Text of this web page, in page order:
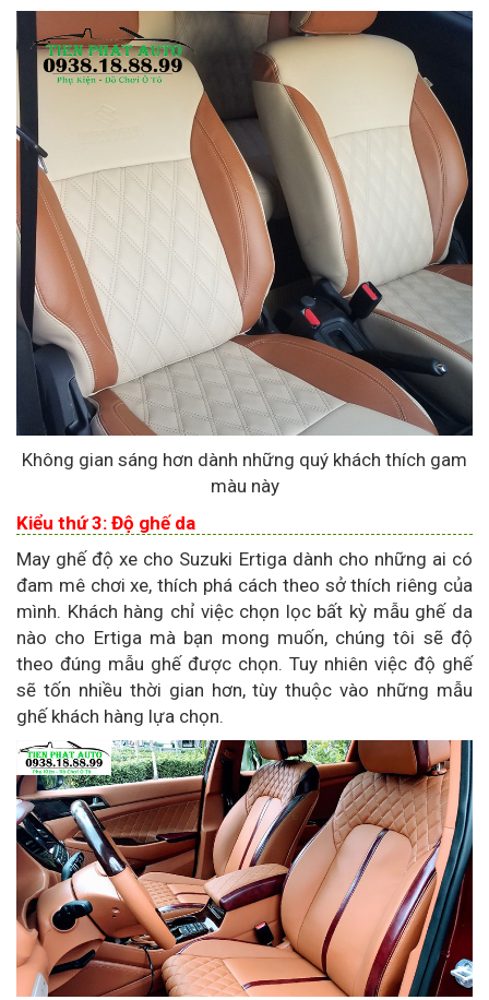
Không gian sáng hơn dành những quý khách thích gam
màu này
Kiểu thứ 3: Độ ghế da
May ghế độ xe cho Suzuki Ertiga dành cho những ai có
đam mê chơi xe, thích phá cách theo sở thích riêng của
mình. Khách hàng chỉ việc chọn lọc bất kỳ mẫu ghế da
nào cho Ertiga mà bạn mong muốn, chúng tôi sẽ độ
theo đúng mẫu ghế được chọn. Tuy nhiên việc độ ghế
sẽ tốn nhiều thời gian hơn, tùy thuộc vào những mẫu
ghế khách hàng lựa chọn.